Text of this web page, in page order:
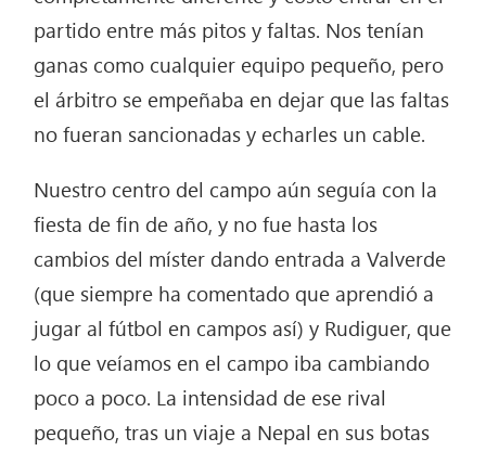
partido entre más pitos y faltas. Nos tenían
ganas como cualquier equipo pequeño, pero
el árbitro se empeñaba en dejar que las faltas
no fueran sancionadas y echarles un cable.
Nuestro centro del campo aún seguía con la
fiesta de fin de año, y no fue hasta los
cambios del míster dando entrada a Valverde
(que siempre ha comentado que aprendió a
jugar al fútbol en campos así) y Rudiguer, que
lo que veíamos en el campo iba cambiando
poco a poco. La intensidad de ese rival
pequeño, tras un viaje a Nepal en sus botas